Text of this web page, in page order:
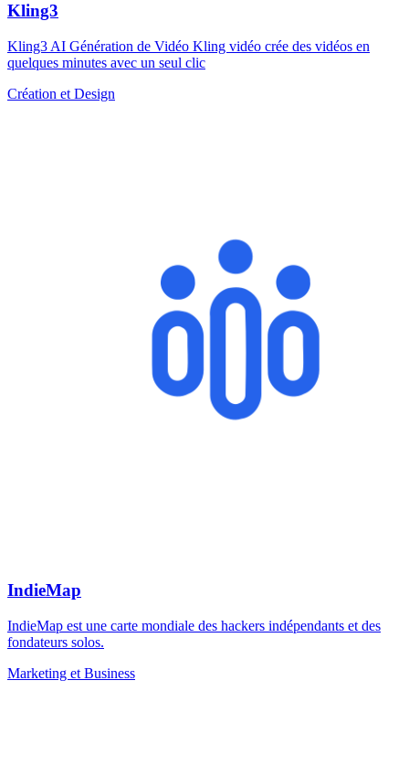
Kling3
Kling3 AI Génération de Vidéo Kling vidéo crée des vidéos en
quelques minutes avec un seul clic
Création et Design
IndieMap
IndieMap est une carte mondiale des hackers indépendants et des
fondateurs solos.
Marketing et Business